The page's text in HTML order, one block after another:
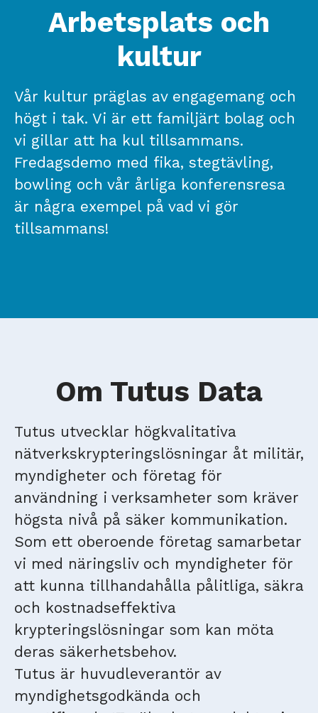
Arbetsplats och
kultur
Vår kultur präglas av engagemang och
högt i tak. Vi är ett familjärt bolag och
vi gillar att ha kul tillsammans.
Fredagsdemo med fika, stegtävling,
bowling och vår årliga konferensresa
är några exempel på vad vi gör
tillsammans!
Om Tutus Data
Tutus utvecklar högkvalitativa
nätverkskrypteringslösningar åt militär,
myndigheter och företag för
användning i verksamheter som kräver
högsta nivå på säker kommunikation.
Som ett oberoende företag samarbetar
vi med näringsliv och myndigheter för
att kunna tillhandahålla pålitliga, säkra
och kostnadseffektiva
krypteringslösningar som kan möta
deras säkerhetsbehov.
Tutus är huvudleverantör av
myndighetsgodkända och